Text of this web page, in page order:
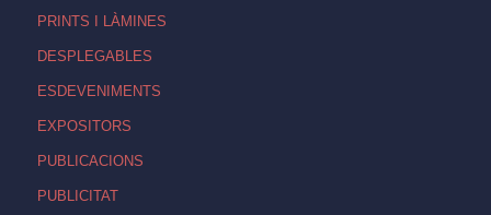
PRINTS I LÀMINES
DESPLEGABLES
ESDEVENIMENTS
EXPOSITORS
PUBLICACIONS
PUBLICITAT